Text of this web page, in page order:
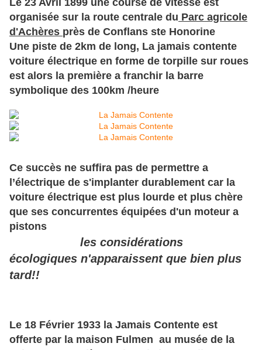
Le 23 Avril 1899 une course de vitesse est
organisée sur la route centrale du Parc agricole
d'Achères près de Conflans ste Honorine
Une piste de 2km de long, La jamais contente
voiture électrique en forme de torpille sur roues
est alors la première a franchir la barre
symbolique des 100km /heure
Ce succès ne suffira pas de permettre a
l’électrique de s'implanter durablement car la
voiture électrique est plus lourde et plus chère
que ses concurrentes équipées d'un moteur a
pistons
les considérations
écologiques n'apparaissent que bien plus
tard!!
Le 18 Février 1933 la Jamais Contente est
offerte par la maison Fulmen au musée de la